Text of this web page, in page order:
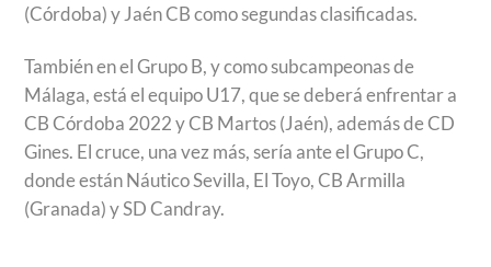
(Córdoba) y Jaén CB como segundas clasificadas.
También en el Grupo B, y como subcampeonas de
Málaga, está el equipo U17, que se deberá enfrentar a
CB Córdoba 2022 y CB Martos (Jaén), además de CD
Gines. El cruce, una vez más, sería ante el Grupo C,
donde están Náutico Sevilla, El Toyo, CB Armilla
(Granada) y SD Candray.